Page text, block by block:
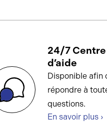
24/7 Centre
d’aide
Disponible afin
répondre à
questions.
En savoir plus ›